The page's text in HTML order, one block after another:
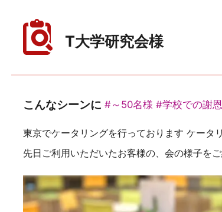
T大学研究会様
こんなシーンに #～50名様 #学校での謝
東京でケータリングを行っております ケータ
先日ご利用いただいたお客様の、会の様子を